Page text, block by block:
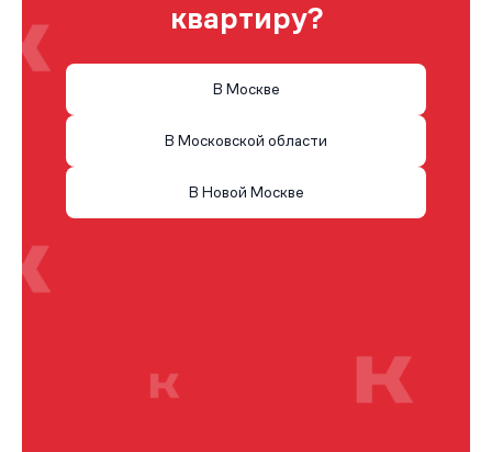
квартиру?
В Москве
В Московской области
В Новой Москве